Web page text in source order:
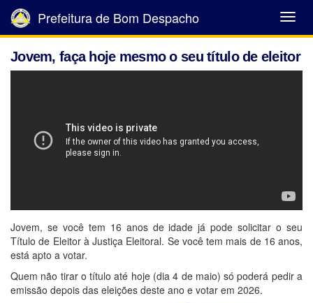
Abrir
Menu
Prefeitura de Bom Despacho
Jovem, faça hoje mesmo o seu título de eleitor
Jovem, se você tem 16 anos de idade já pode solicitar o seu
Título de Eleitor à Justiça Eleitoral. Se você tem mais de 16 anos,
está apto a votar.
Quem não tirar o título até hoje (dia 4 de maio) só poderá pedir a
emissão depois das eleições deste ano e votar em 2026.